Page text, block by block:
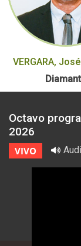
VERGARA,
Octavo
2026
VIVO